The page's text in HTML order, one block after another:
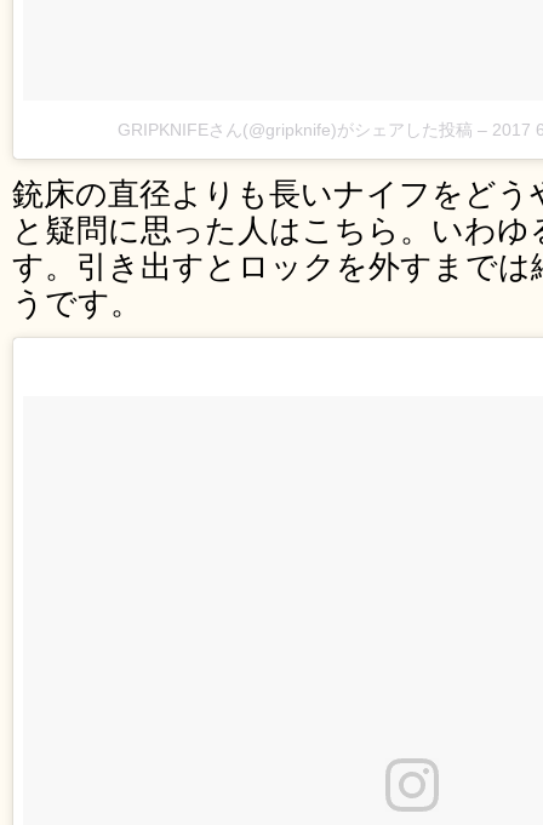
GRIPKNIFEさん(@gripknife)がシェアした投稿 – 2017
銃床の直径よりも長いナイフをど
と疑問に思った人はこちら。いわ
す。引き出すとロックを外すまで
うです。